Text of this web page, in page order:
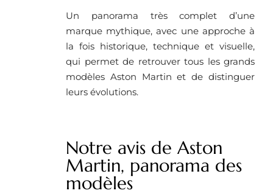
Un panorama très complet d’une
marque mythique, avec une approche à
la fois historique, technique et visuelle,
qui permet de retrouver tous les grands
modèles Aston Martin et de distinguer
leurs évolutions.
Notre avis de Aston
Martin, panorama des
modèles